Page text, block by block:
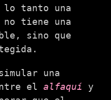
tanto una
no tiene una
sino que
una
el alfaquí y